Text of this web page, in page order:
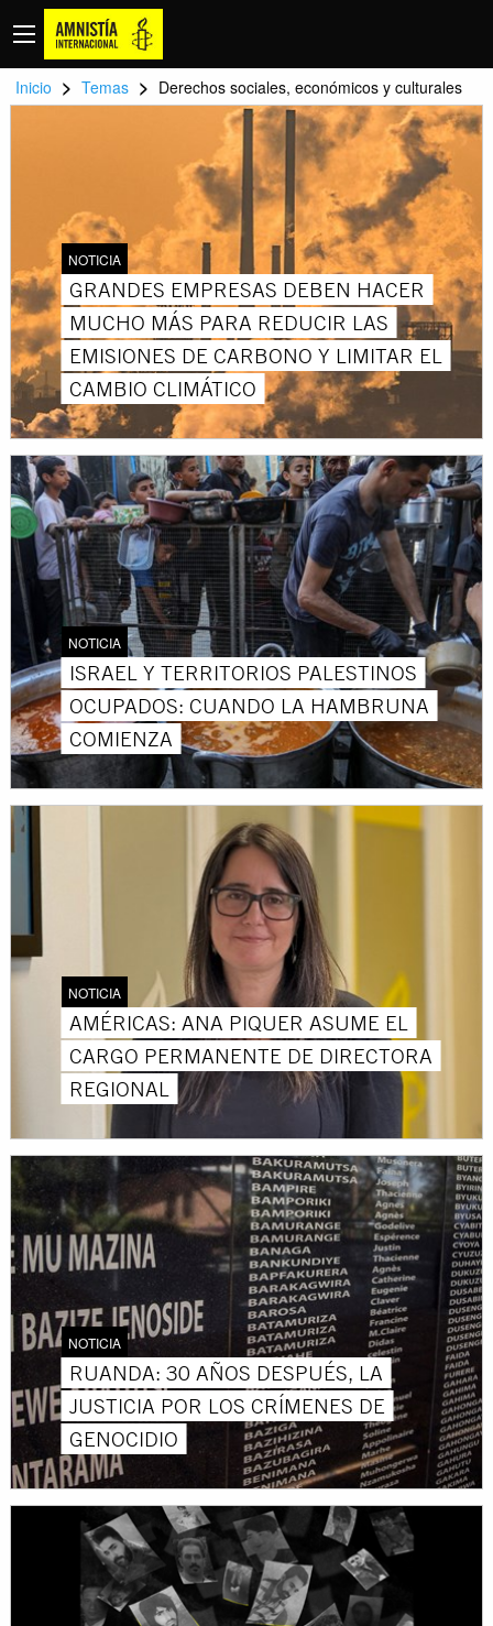
Inicio > Temas > Derechos sociales, económicos y culturales
NOTICIA
GRANDES EMPRESAS DEBEN HACER
MUCHO MÁS PARA REDUCIR LAS
EMISIONES DE CARBONO Y LIMITAR EL
CAMBIO CLIMÁTICO
NOTICIA
ISRAEL Y TERRITORIOS PALESTINOS
OCUPADOS: CUANDO LA HAMBRUNA
COMIENZA
NOTICIA
AMÉRICAS: ANA PIQUER ASUME EL
CARGO PERMANENTE DE DIRECTORA
REGIONAL
NOTICIA
RUANDA: 30 AÑOS DESPUÉS, LA
JUSTICIA POR LOS CRÍMENES DE
GENOCIDIO